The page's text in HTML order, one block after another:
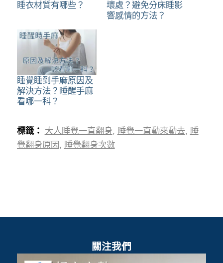
睡衣材質有哪些？
壞處？避免分床睡影
響感情的方法？
睡覺睡到手麻原因及
解決方法？睡醒手麻
看哪一科？
標籤： 大人睡覺一直翻身, 睡覺一直動來動去, 睡
覺翻身原因 , 睡覺翻身次數
關注我們